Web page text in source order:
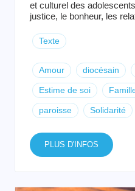
et culturel des
justice, le bonheur, les
Texte
Amour diocésain
Estime de soi
paroisse Solidarité
PLUS D'INFOS